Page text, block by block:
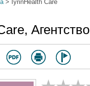
> IyrinHealth Care
Агентство